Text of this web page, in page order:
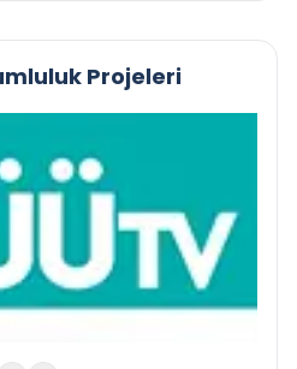
Projeleri